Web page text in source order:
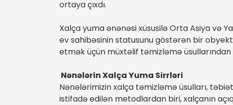
ortaya çıxdı.
Xalça yuma ənənəsi xüsusilə Orta Asiya və
ev sahibəsinin statusunu göstərən bir
etmək üçün müxtəlif təmizləmə üsullarından
Nənələrin Xalça Yuma Sirrləri
Nənələrimizin xalça təmizləmə üsulları,
istifadə edilən metodlardan biri, xalçanın